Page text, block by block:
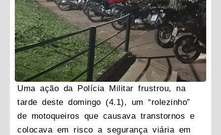
Uma ação da Polícia Militar frustrou, na
tarde deste domingo (4.1), um “rolezinho”
de motoqueiros que causava transtornos e
colocava em risco a segurança viária em